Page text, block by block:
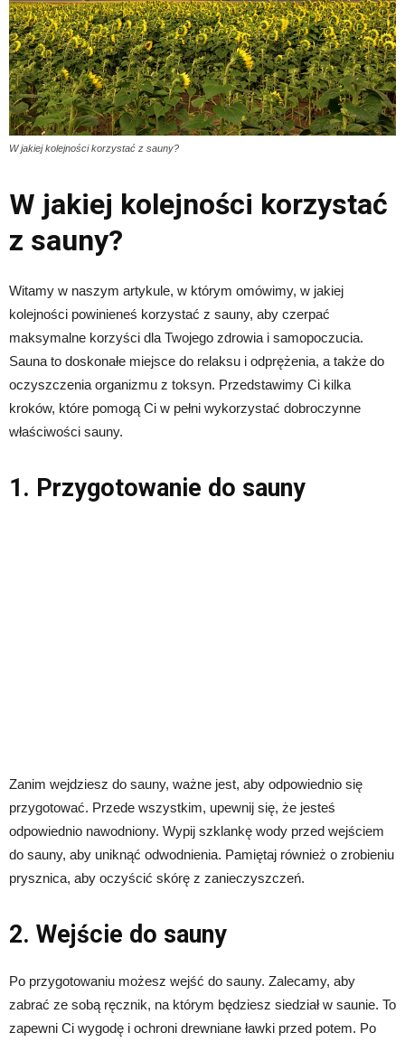
W jakiej kolejności korzystać z sauny?
W jakiej kolejności korzystać
z sauny?
Witamy w naszym artykule, w którym omówimy, w jakiej
kolejności powinieneś korzystać z sauny, aby czerpać
maksymalne korzyści dla Twojego zdrowia i samopoczucia.
Sauna to doskonałe miejsce do relaksu i odprężenia, a także do
oczyszczenia organizmu z toksyn. Przedstawimy Ci kilka
kroków, które pomogą Ci w pełni wykorzystać dobroczynne
właściwości sauny.
1. Przygotowanie do sauny
Zanim wejdziesz do sauny, ważne jest, aby odpowiednio się
przygotować. Przede wszystkim, upewnij się, że jesteś
odpowiednio nawodniony. Wypij szklankę wody przed wejściem
do sauny, aby uniknąć odwodnienia. Pamiętaj również o zrobieniu
prysznica, aby oczyścić skórę z zanieczyszczeń.
2. Wejście do sauny
Po przygotowaniu możesz wejść do sauny. Zalecamy, aby
zabrać ze sobą ręcznik, na którym będziesz siedział w saunie. To
zapewni Ci wygodę i ochroni drewniane ławki przed potem. Po